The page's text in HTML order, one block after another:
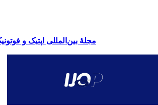
مجلۀ بین‌المللی اپتیک و فوتونیک